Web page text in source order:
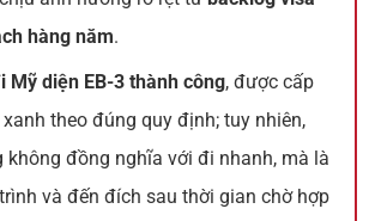
hàng năm.
Mỹ diện EB-3 thành công, được cấp
theo đúng quy định; tuy nhiên,
không đồng nghĩa với đi nhanh, mà là
và đến đích sau thời gian chờ hợp